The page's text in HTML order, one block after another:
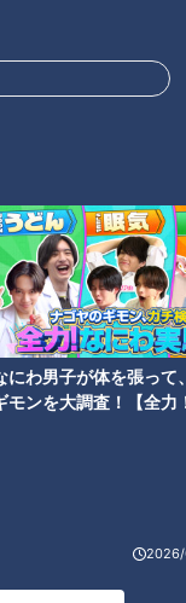
にわ男子が体を張って
モンを大調査！【全力
2026/
。
係を破壊したことに
を侵害したから慰謝
ない夫婦は守るべき